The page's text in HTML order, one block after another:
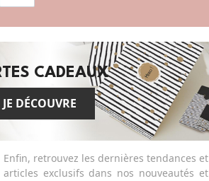
CADEAUX
JE DÉCOUVRE
Enfin, retrouvez les dernières tendances et
articles exclusifs dans nos nouveautés et